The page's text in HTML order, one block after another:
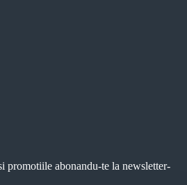
promotiile abonandu-te la newsletter-